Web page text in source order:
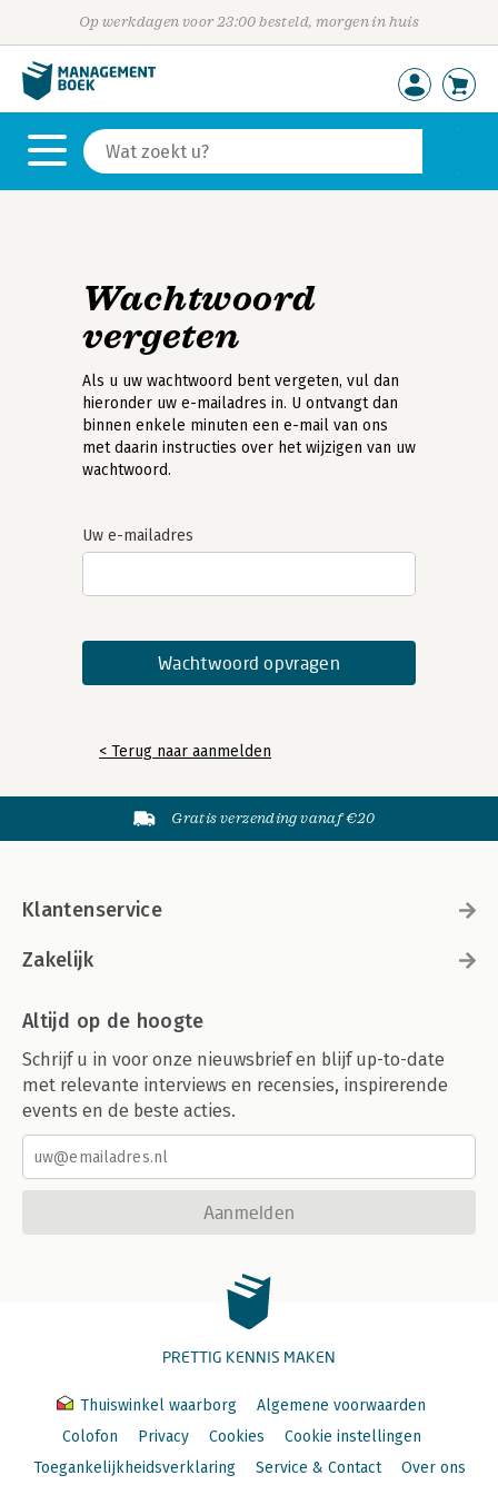
Op werkdagen voor 23:00 besteld, morgen in huis
Wachtwoord
vergeten
Als u uw wachtwoord bent vergeten, vul dan
hieronder uw e-mailadres in. U ontvangt dan
binnen enkele minuten een e-mail van ons
met daarin instructies over het wijzigen van uw
wachtwoord.
Uw e-mailadres
< Terug naar aanmelden
Gratis verzending vanaf €20
Klantenservice
Zakelijk
Altijd op de hoogte
Schrijf u in voor onze nieuwsbrief en blijf up-to-date
met relevante interviews en recensies, inspirerende
events en de beste acties.
Aanmelden
PRETTIG KENNIS MAKEN
Thuiswinkel waarborg
Algemene voorwaarden
Colofon
Privacy Cookies
Cookie instellingen
Toegankelijkheidsverklaring
Service & Contact Over ons